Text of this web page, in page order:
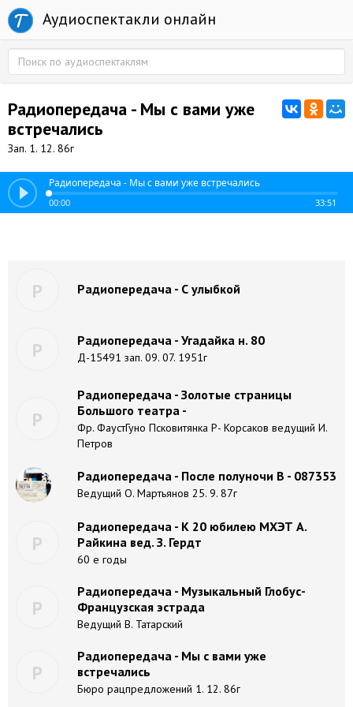
Аудиоспектакли онлайн
Радиопередача - Мы с вами уже
встречались
Зап. 1. 12. 86г
Радиопередача - Мы с вами уже встречались
00:00 33:51
Р Радиопередача - С улыбкой
Р Радиопередача - Угадайка н. 80
Д-15491 зап. 09. 07. 1951г
Р
Радиопередача - Золотые страницы
Большого театра -
Фр. ФаустГуно Псковитянка Р- Корсаков ведущий И.
Петров
Радиопередача - После полуночи В - 087353
Ведущий О. Мартьянов 25. 9. 87г
Р
Радиопередача - К 20 юбилею МХЭТ А.
Райкина вед. З. Гердт
60 е годы
Р
Радиопередача - Музыкальный Глобус-
Французская эстрада
Ведущий В. Татарский
Р
Радиопередача - Мы с вами уже
встречались
Бюро рацпредложений 1. 12. 86г